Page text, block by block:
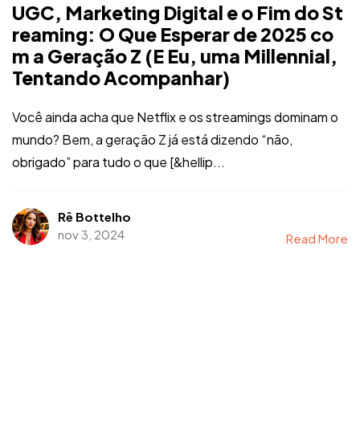
UGC, Marketing Digital e o Fim do St
reaming: O Que Esperar de 2025 co
m a Geração Z (E Eu, uma Millennial,
Tentando Acompanhar)
Você ainda acha que Netflix e os streamings dominam o
mundo? Bem, a geração Z já está dizendo “não,
obrigado” para tudo o que [&hellip...
Rê Bottelho
nov 3, 2024
Read More